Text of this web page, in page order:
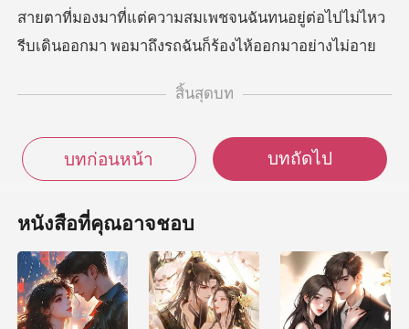
สายตาที่มองมาที
สิ้นสุดบท
บทก่อนหน้า บทถัดไป
หนังสือที่คุณอาจชอบ